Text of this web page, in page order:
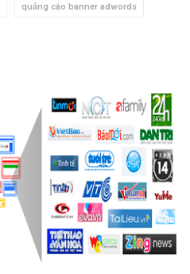
quảng cáo banner adwords